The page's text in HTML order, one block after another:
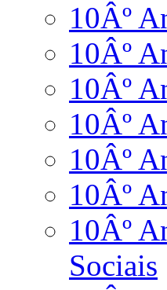
10Âº
10Âº
10Âº
10Âº
10Âº
10Âº
10Âº
Sociais